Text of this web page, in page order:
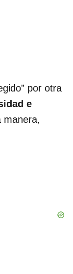
por otra
e
manera,